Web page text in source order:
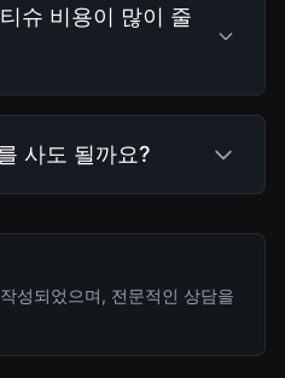
슈 비용이 많이 줄
사도 될까요?
성되었으며, 전문적인 상담을